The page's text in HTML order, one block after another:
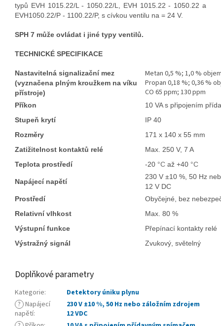
typů EVH 1015.22/L - 1050.22/L, EVH 1015.22 - 1050.22 a
EVH1050.22/P - 1100.22/P, s cívkou ventilu na = 24 V.
SPH 7 může ovládat i jiné typy ventilů.
TECHNICKÉ SPECIFIKACE
Nastavitelná signalizační mez
(vyznačena plným kroužkem na víku
přístroje)
Metan 0,5 %; 1,0 %
Propan 0,18 %; 0,36 %
CO 65 ppm; 130 ppm
Příkon
10 VA s připojením
Stupeň krytí
IP 40
Rozměry
171 x 140 x 55 mm
Zatižitelnost kontaktů relé
Max. 250 V, 7 A
Teplota prostředí
-20 °C až +40 °C
Napájecí napětí
230 V ±10 %, 50 Hz
12 V DC
Prostředí
Obyčejné, bez
Relativní vlhkost
Max. 80 %
Výstupní funkce
Přepínací kontakty relé
Výstražný signál
Zvukový, světelný
Doplňkové parametry
Kategorie:
Detektory úniku plynu
? Napájecí
napětí:
230 V ±10 %, 50 Hz nebo záložním zdrojem
12 VDC